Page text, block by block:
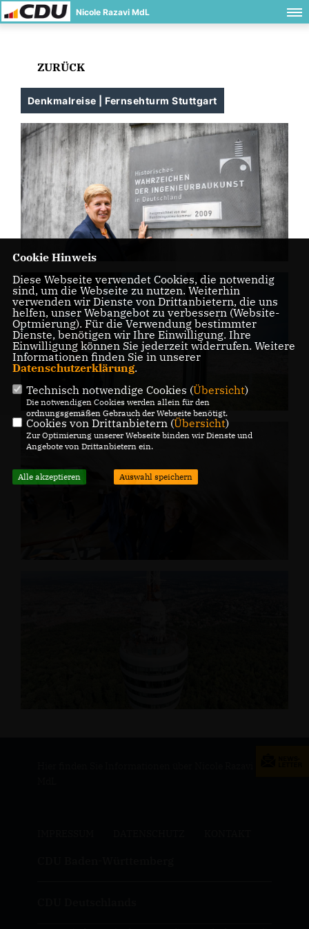
Nicole Razavi MdL
ZURÜCK
Denkmalreise | Fernsehturm Stuttgart
Cookie Hinweis
Diese Webseite verwendet Cookies, die notwendig
sind, um die Webseite zu nutzen. Weiterhin
verwenden wir Dienste von Drittanbietern, die uns
helfen, unser Webangebot zu verbessern (Website-
Optmierung). Für die Verwendung bestimmter
Dienste, benötigen wir Ihre Einwilligung. Ihre
Einwilligung können Sie jederzeit widerrufen. Weitere
Informationen finden Sie in unserer
Datenschutzerklärung.
Technisch notwendige Cookies (Übersicht)
Die notwendigen Cookies werden allein für den
ordnungsgemäßen Gebrauch der Webseite benötigt.
Cookies von Drittanbietern (Übersicht)
Zur Optimierung unserer Webseite binden wir Dienste und
Angebote von Drittanbietern ein.
Alle akzeptieren Auswahl speichern